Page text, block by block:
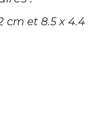
cm et 8.5 x 4.4